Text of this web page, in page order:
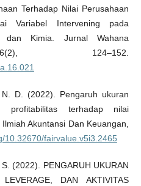
Terhadap Nilai Perusahaan
Variabel Intervening pada
dan Kimia. Jurnal Wahana
124–152.
D. (2022). Pengaruh ukuran
profitabilitas terhadap nilai
Akuntansi Dan Keuangan,
10.32670/fairvalue.v5i3.2465
(2022). PENGARUH UKURAN
LEVERAGE, DAN AKTIVITAS